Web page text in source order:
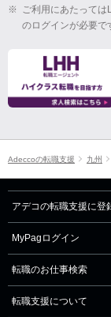
※ ご利用にあたって
のログインが必要で
Adeccoの転職支援 九州
アデコの転職支援に登
MyPagログイン
転職のお仕事検索
転職支援について